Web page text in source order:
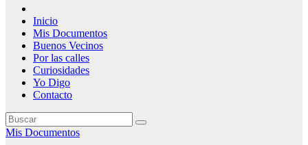
Inicio
Mis Documentos
Buenos Vecinos
Por las calles
Curiosidades
Yo Digo
Contacto
Mis Documentos